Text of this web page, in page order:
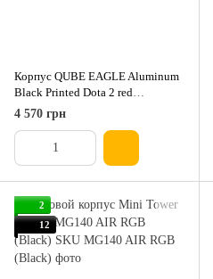
Корпус QUBE EAGLE Aluminum
Black Printed Dota 2 red
(QBX3M_WBNU3PD2R)
4 570 грн
2
12